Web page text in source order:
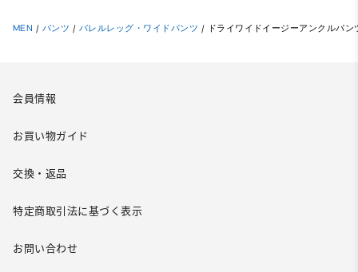
MEN / パンツ / バレルレッグ・ワイドパンツ / ドライワイドイージーアンクルパン
会員情報
お買い物ガイド
交換・返品
特定商取引法に基づく表示
お問い合わせ